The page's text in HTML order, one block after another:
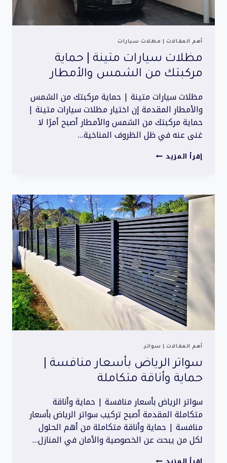
أهم المقالات مظلات سيارات
مظلات سيارات متينة | حماية
مركبتك من الشمس والأمطار
مظلات سيارات متينة | حماية مركبتك من الشمس
والأمطار المقدمة إن اختيار مظلات سيارات متينة |
حماية مركبتك من الشمس والأمطار أصبح أمرًا لا
غنى عنه في ظل الظروف المناخية…
إقرأ المزيد مظلات
حماية
مركبتك
من
الشمس
والأمطار
أهم المقالات سواتر
سواتر الرياض بأسعار منافسة |
حماية وأناقة متكاملة
سواتر الرياض بأسعار منافسة | حماية وأناقة
متكاملة المقدمة أصبح تركيب سواتر الرياض بأسعار
منافسة | حماية وأناقة متكاملة من أهم الحلول
لكل من يبحث عن الخصوصية والأمان في المنازل…
سواتر